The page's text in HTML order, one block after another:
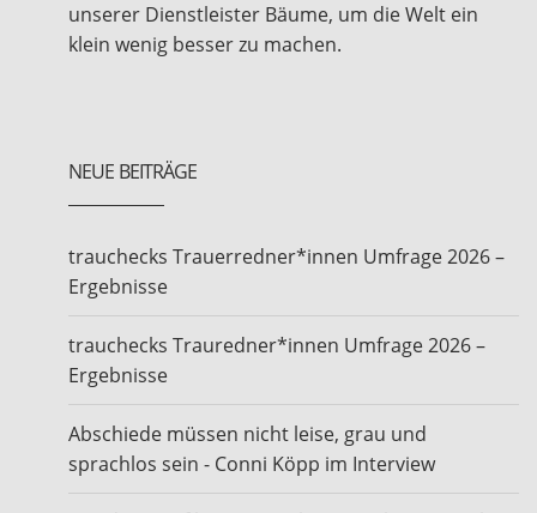
unserer Dienstleister Bäume, um die Welt ein
klein wenig besser zu machen.
NEUE BEITRÄGE
trauchecks Trauerredner*innen Umfrage 2026 –
Ergebnisse
trauchecks Trauredner*innen Umfrage 2026 –
Ergebnisse
Abschiede müssen nicht leise, grau und
sprachlos sein - Conni Köpp im Interview